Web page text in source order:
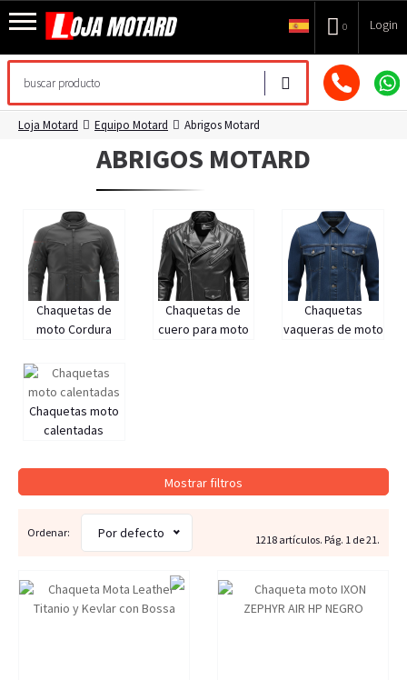
0 Login
Loja Motard Equipo Motard Abrigos Motard
ABRIGOS MOTARD
Chaquetas de
moto Cordura
Chaquetas de
cuero para moto
Chaquetas
vaqueras de moto
Chaquetas moto
calentadas
Mostrar filtros
Ordenar: Por defecto 1218 artículos. Pág. 1 de 21.